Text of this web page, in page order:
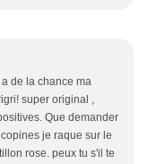
de la chance ma
super original ,
Que demander
je raque sur le
rose. peux tu s'il te